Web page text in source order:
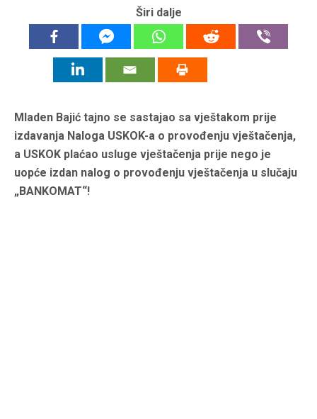
Širi dalje
Mladen Bajić tajno se sastajao sa vještakom prije
izdavanja Naloga USKOK-a o provođenju vještačenja,
a USKOK plaćao usluge vještačenja prije nego je
uopće izdan nalog o provođenju vještačenja u slučaju
„BANKOMAT“!